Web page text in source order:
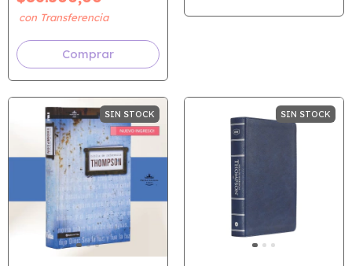
SIN STOCK SIN STOCK